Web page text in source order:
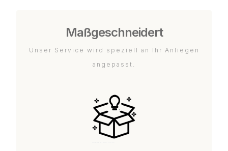
Maßgeschneidert
Unser Service wird speziell an Ihr Anliegen
angepasst.